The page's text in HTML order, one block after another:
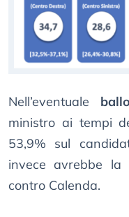
Nell’eventuale
ministro ai tempi
53,9% sul
invece avrebbe
contro Calenda.